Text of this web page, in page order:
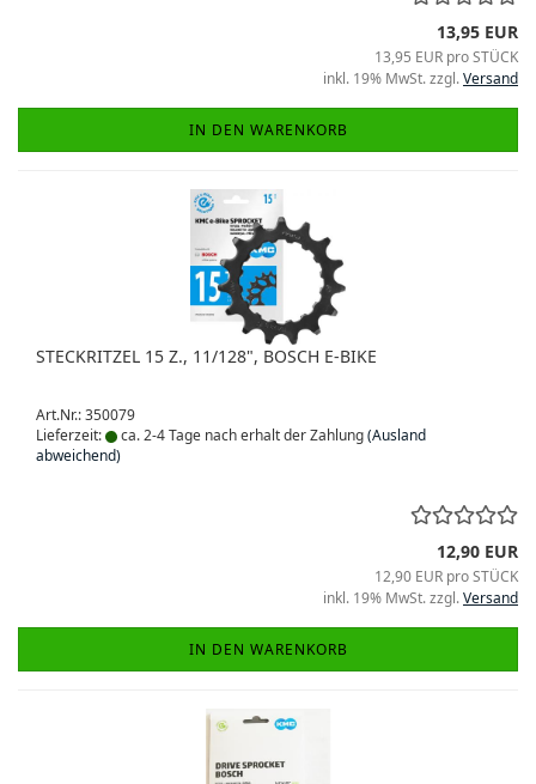
13,95 EUR
13,95 EUR pro STÜCK
inkl. 19% MwSt. zzgl.Versand
IN DEN WARENKORB
STECKRITZEL 15 Z., 11/128", BOSCH E-BIKE
Art.Nr.: 350079
Lieferzeit:
ca. 2-4 Tage nach erhalt der Zahlung(Ausland
abweichend)
12,90 EUR
12,90 EUR pro STÜCK
inkl. 19% MwSt. zzgl.Versand
IN DEN WARENKORB